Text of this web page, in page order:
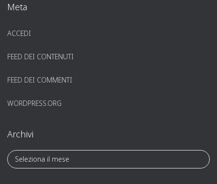
Meta
ACCEDI
FEED DEI CONTENUTI
FEED DEI COMMENTI
WORDPRESS.ORG
Archivi
A
r